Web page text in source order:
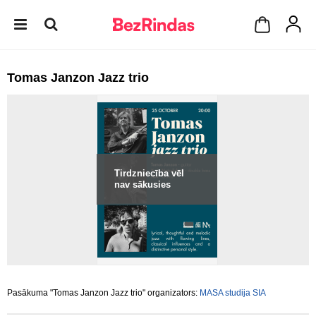
Tomas Janzon Jazz trio
Tirdzniecība vēl
nav sākusies
Pasākuma "Tomas Janzon Jazz trio" organizators: MASA studija SIA